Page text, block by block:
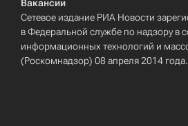
Вакансии
Сетевое издание РИА Новости
в Федеральной службе по надзору в
информационных технологий и
(Роскомнадзор) 08 апреля 2014 года.